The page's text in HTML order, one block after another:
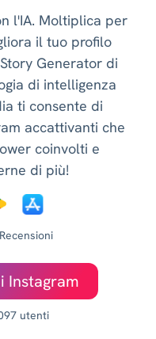
l'IA. Moltiplica per
il tuo profilo
Generator di
di intelligenza
ti consente di
accattivanti che
coinvolti e
di più!
Instagram
utenti